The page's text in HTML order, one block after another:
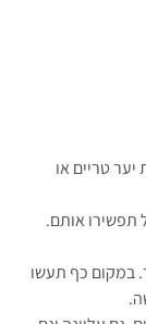
טריים או
תפשירו אותם.
במקום כף תעשו